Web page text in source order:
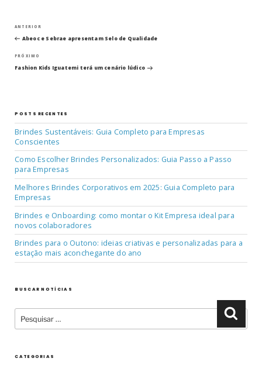
Navegação
de
Post
Post
anterior
ANTERIOR
Abeoc e Sebrae apresentam Selo de Qualidade
Próximo
post
PRÓXIMO
Fashion Kids Iguatemi terá um cenário lúdico
POSTS RECENTES
Brindes Sustentáveis: Guia Completo para Empresas
Conscientes
Como Escolher Brindes Personalizados: Guia Passo a Passo
para Empresas
Melhores Brindes Corporativos em 2025: Guia Completo para
Empresas
Brindes e Onboarding: como montar o Kit Empresa ideal para
novos colaboradores
Brindes para o Outono: ideias criativas e personalizadas para a
estação mais aconchegante do ano
BUSCAR NOTÍCIAS
CATEGORIAS